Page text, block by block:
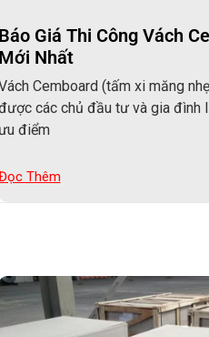
Báo Giá Thi Công Vách
Mới Nhất
Cemboard (tấm xi măng
các chủ đầu tư và gia đình
ưu điểm
Thêm